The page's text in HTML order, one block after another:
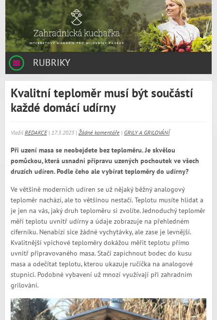
RUBRIKY
Kvalitní teploměr musí být součástí
každé domácí udírny
Vložil REDAKCE| 17.3.2023 | Žádné komentáře| GRILY A GRILOVÁNÍ
Při uzení masa se neobejdete bez teploměru. Je skvělou
pomůckou, která usnadní přípravu uzených pochoutek ve všech
druzích udíren. Podle čeho ale vybírat teploměry do udírny?
Ve většině moderních udíren se už nějaký běžný analogový
teploměr nachází, ale to většinou nestačí. Teplotu musíte hlídat a
je jen na vás, jaký druh teploměru si zvolíte. Jednoduchý teploměr
měří teplotu uvnitř udírny a údaje zobrazuje na přehledném
ciferníku. Nenabízí sice žádné vychytávky, ale zase je levnější.
Kvalitnější vpichové teploměry dokážou měřit teplotu přímo
uvnitř připravovaného masa. Stačí zapíchnout bodec do kusu
masa a odečítat teplotu, kterou ukazuje ručička na analogové
stupnici. Podobné vybavení už mnozí využívají při zahradním
grilování.